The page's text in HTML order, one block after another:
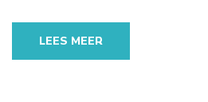
LEES MEER